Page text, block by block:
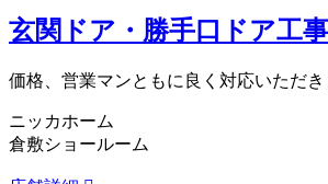
玄関ドア・勝手口ドア工
価格、営業マンともに良く対応いただき
ニッカホーム
倉敷ショールーム